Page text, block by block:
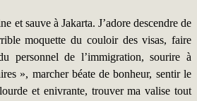
et sauve à Jakarta. J’adore descendre de
moquette du couloir des visas, faire
personnel de l’immigration, sourire à
», marcher béate de bonheur, sentir le
et enivrante, trouver ma valise tout